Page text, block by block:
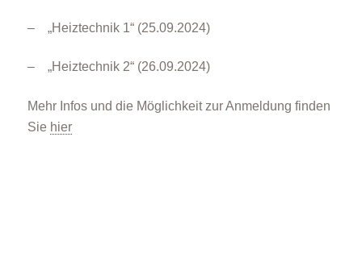
– „Heiztechnik 1“ (25.09.2024)
– „Heiztechnik 2“ (26.09.2024)
Mehr Infos und die Möglichkeit zur Anmeldung finden
Sie hier